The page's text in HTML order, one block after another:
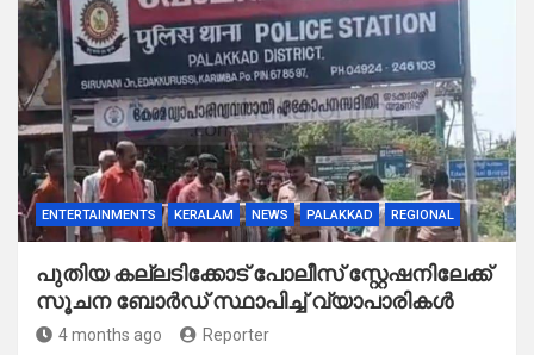
ENTERTAINMENTS KERALAM NEWS PALAKKAD REGIONAL
പുതിയ കല്ലടിക്കോട് പോലീസ് സ്റ്റേഷനിലേക്ക്
സൂചന ബോർഡ് സ്ഥാപിച്ച് വ്യാപാരികൾ
4 months ago Reporter